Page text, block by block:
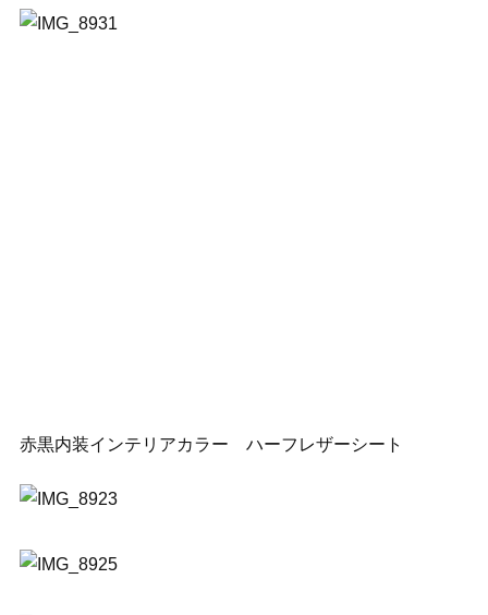
赤黒内装インテリアカラー ハーフレザーシート